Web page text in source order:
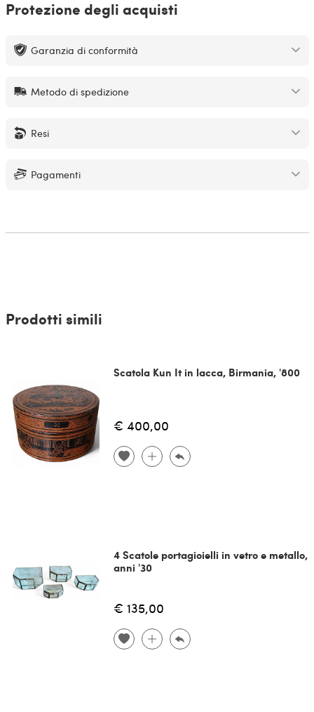
Protezione degli acquisti
Garanzia di conformità
Metodo di spedizione
Resi
Pagamenti
Prodotti simili
Scatola Kun It in lacca, Birmania, '800
€ 400,00
4 Scatole portagioielli in vetro e metallo,
anni '30
€ 135,00